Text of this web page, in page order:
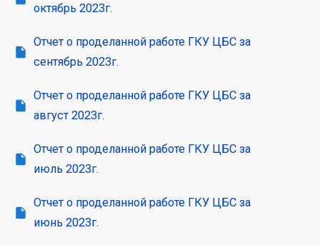
октябрь 2023г.
Отчет о проделанной работе ГКУ ЦБС за
сентябрь 2023г.
Отчет о проделанной работе ГКУ ЦБС за
август 2023г.
Отчет о проделанной работе ГКУ ЦБС за
июль 2023г.
Отчет о проделанной работе ГКУ ЦБС за
июнь 2023г.